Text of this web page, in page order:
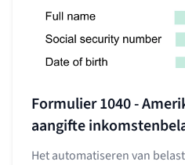
Formulier 1040 -
aangifte
Het automatiseren van